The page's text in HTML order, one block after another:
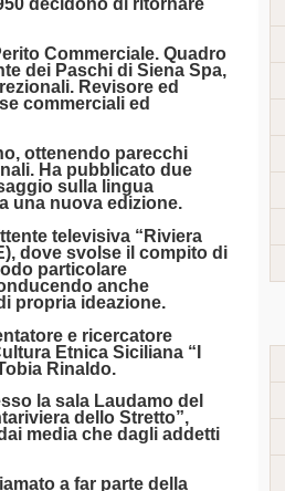
Commerciale. Quadro
dei Paschi di Siena Spa,
Revisore ed
commerciali ed
ottenendo parecchi
Ha pubblicato due
sulla lingua
una nuova edizione.
televisiva “Riviera
dove svolse il compito di
particolare
anche
propria ideazione.
e ricercatore
Etnica Siciliana “I
Rinaldo.
la sala Laudamo del
dello Stretto”,
media che dagli addetti
a far parte della